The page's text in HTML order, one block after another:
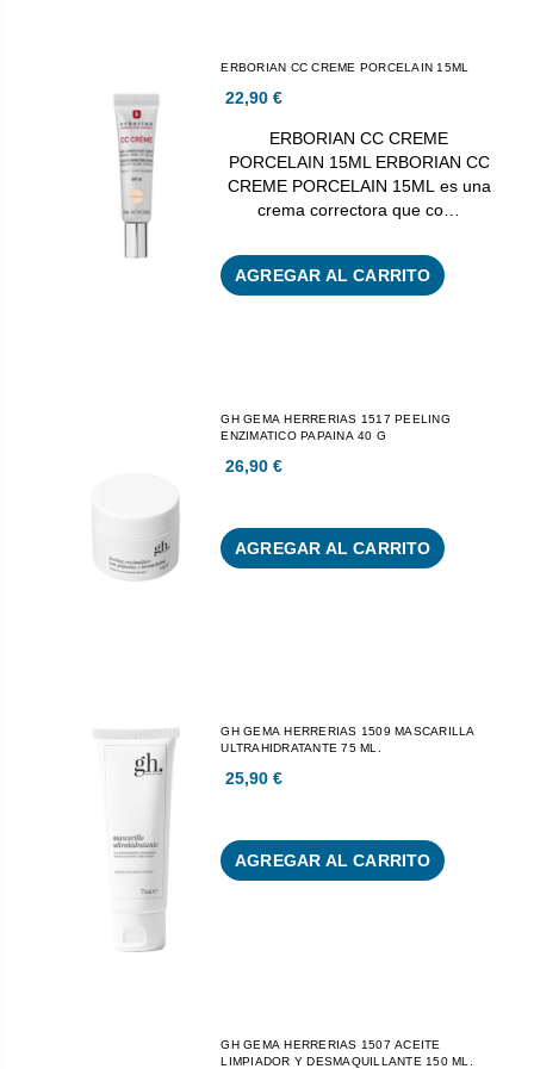
ERBORIAN CC CREME PORCELAIN 15ML
22,90 €
ERBORIAN CC CREME
PORCELAIN 15ML ERBORIAN CC
CREME PORCELAIN 15ML es una
crema correctora que co…
AGREGAR AL CARRITO
GH GEMA HERRERIAS 1517 PEELING
ENZIMATICO PAPAINA 40 G
26,90 €
AGREGAR AL CARRITO
GH GEMA HERRERIAS 1509 MASCARILLA
ULTRAHIDRATANTE 75 ML.
25,90 €
AGREGAR AL CARRITO
GH GEMA HERRERIAS 1507 ACEITE
LIMPIADOR Y DESMAQUILLANTE 150 ML.